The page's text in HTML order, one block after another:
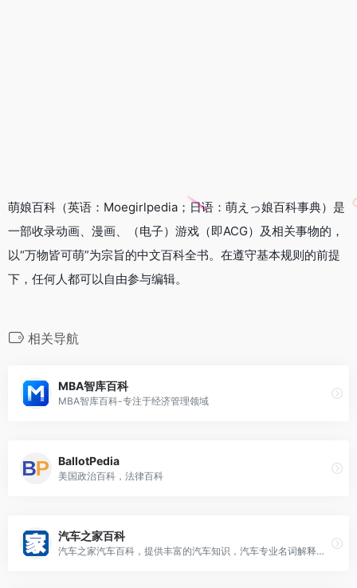
萌娘百科（英语：Moegirlpedia；日语：萌えっ娘百科事典）是
一部收录动画、漫画、（电子）游戏（即ACG）及相关事物的，
以“万物皆可萌”为宗旨的中文百科全书。在遵守基本规则的前提
下，任何人都可以自由参与编辑。
相关导航
MBA智库百科
MBA智库百科-专注于经济管理领域
BallotPedia
美国政治百科，法律百科
汽车之家百科
汽车之家汽车百科，提供丰富的汽车知识，汽车专业名词解释，配合图像图表信息